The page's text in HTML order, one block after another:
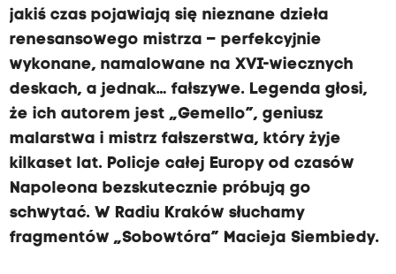
jakiś czas pojawiają się nieznane dzieła
renesansowego mistrza – perfekcyjnie
wykonane, namalowane na XVI-wiecznych
deskach, a jednak… fałszywe. Legenda głosi,
że ich autorem jest „Gemello”, geniusz
malarstwa i mistrz fałszerstwa, który żyje
kilkaset lat. Policje całej Europy od czasów
Napoleona bezskutecznie próbują go
schwytać. W Radiu Kraków słuchamy
fragmentów „Sobowtóra” Macieja Siembiedy.